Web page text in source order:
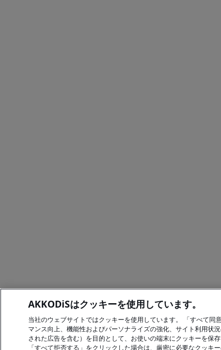
AKKODiSはクッキーを使用しています。
当社のウェブサイトではクッキーを使用しています。 「すべて同
マンス向上、機能性およびパーソナライズの強化、サイト利用状
された広告を含む）を目的として、お使いの端末にクッキーを保
「すべて拒否する」をクリックした場合は、厳密に必要なクッキ